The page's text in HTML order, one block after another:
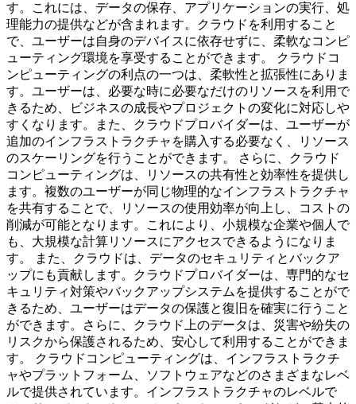
す。これには、データの保存、アプリケーションの実行、処
理能力の提供などが含まれます。クラウドを利用すること
で、ユーザーは自身のデバイスに依存せずに、柔軟なコンピ
ューティング環境を享受することができます。 クラウドコ
ンピューティングの利点の一つは、柔軟性と拡張性にありま
す。ユーザーは、必要な時に必要なだけのリソースを利用で
きるため、ビジネスの成長やプロジェクトの変化に対応しや
すくなります。また、クラウドプロバイダーは、ユーザーが
追加のインフラストラクチャを購入する必要なく、リソース
のスケーリングを行うことができます。 さらに、クラウド
コンピューティングは、リソースの共有性と効率性を提供し
ます。複数のユーザーが同じ物理的なインフラストラクチャ
を共有することで、リソースの使用効率が向上し、コストの
削減が可能となります。これにより、小規模な企業や個人で
も、大規模な計算リソースにアクセスできるようになりま
す。 また、クラウドは、データのセキュリティとバックア
ップにも貢献します。クラウドプロバイダーは、専門的なセ
キュリティ対策やバックアップシステムを提供することがで
きるため、ユーザーはデータの保護と復旧を確実に行うこと
ができます。さらに、クラウド上のデータは、災害や紛失の
リスクから保護されるため、安心して利用することができま
す。 クラウドコンピューティングは、インフラストラクチ
ャやプラットフォーム、ソフトウェアなどのさまざまなレベ
ルで提供されています。インフラストラクチャのレベルで